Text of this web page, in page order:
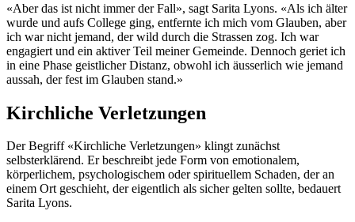
«Aber das ist nicht immer der Fall», sagt Sarita Lyons. «Als ich älter
wurde und aufs College ging, entfernte ich mich vom Glauben, aber
ich war nicht jemand, der wild durch die Strassen zog. Ich war
engagiert und ein aktiver Teil meiner Gemeinde. Dennoch geriet ich
in eine Phase geistlicher Distanz, obwohl ich äusserlich wie jemand
aussah, der fest im Glauben stand.»
Kirchliche Verletzungen
Der Begriff «Kirchliche Verletzungen» klingt zunächst
selbsterklärend. Er beschreibt jede Form von emotionalem,
körperlichem, psychologischem oder spirituellem Schaden, der an
einem Ort geschieht, der eigentlich als sicher gelten sollte, bedauert
Sarita Lyons.